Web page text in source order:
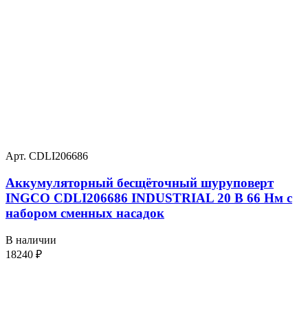
Арт. CDLI206686
Аккумуляторный бесщёточный шуруповерт
INGCO CDLI206686 INDUSTRIAL 20 В 66 Нм с
набором сменных насадок
В наличии
18240 ₽